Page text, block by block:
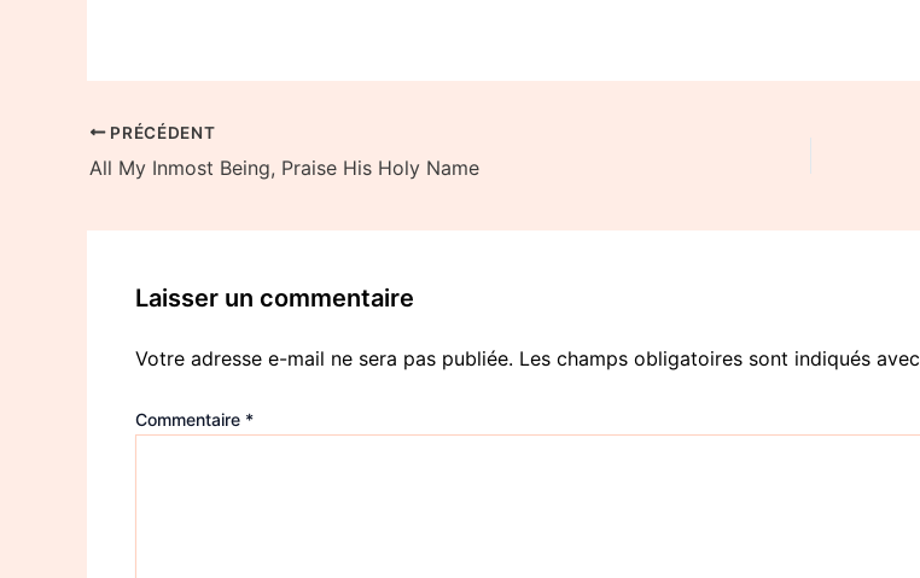
PRÉCÉDENT
All My Inmost Being, Praise His Holy Name
Laisser un commentaire
Votre adresse e-mail ne sera pas publiée. Les champs obligatoires sont indiqués avec
Commentaire *